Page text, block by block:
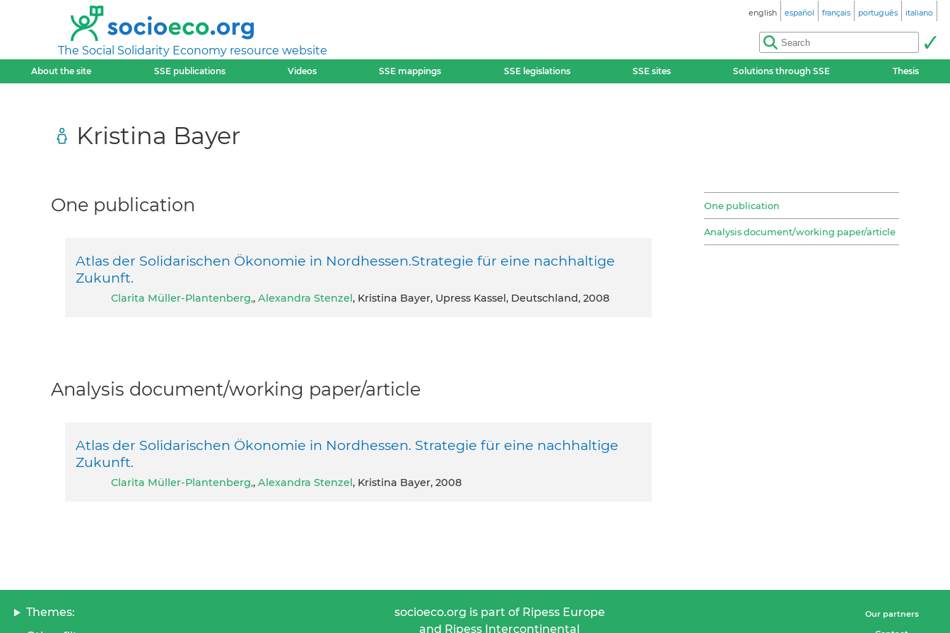
The Social Solidarity Economy resource website
english español français português italiano
About the site SSE publications Videos SSE mappings SSE legislations SSE sites Solutions through SSE Thesis
Kristina Bayer
One publication
Analysis document/working paper/article
One publication
Atlas der Solidarischen Ökonomie in Nordhessen.Strategie für eine nachhaltige
Zukunft.
Clarita Müller-Plantenberg,, Alexandra Stenzel, Kristina Bayer, Upress Kassel, Deutschland, 2008
Analysis document/working paper/article
Atlas der Solidarischen Ökonomie in Nordhessen. Strategie für eine nachhaltige
Zukunft.
Clarita Müller-Plantenberg,, Alexandra Stenzel , Kristina Bayer, 2008
Themes:
socioeco.org is part of Ripess Europe
and Ripess Intercontinental
Our partners